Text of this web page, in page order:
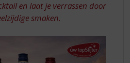
en laat je verrassen door
smaken.